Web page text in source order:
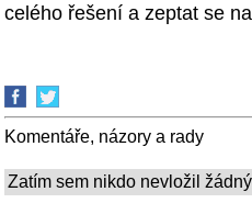
celého řešení a zeptat se
Komentáře, názory a rady
Zatím sem nikdo nevložil